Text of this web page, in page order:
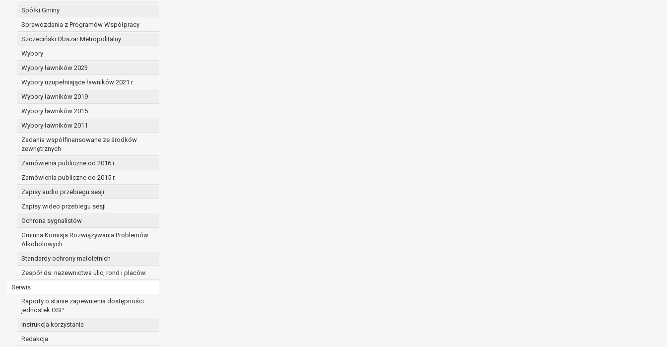
Spółki Gminy
Sprawozdania z Programów Współpracy
Szczeciński Obszar Metropolitalny
Wybory
Wybory ławników 2023
Wybory uzupełniające ławników 2021 r.
Wybory ławników 2019
Wybory ławników 2015
Wybory ławników 2011
Zadania współfinansowane ze środków
zewnętrznych
Zamówienia publiczne od 2016 r.
Zamówienia publiczne do 2015 r.
Zapisy audio przebiegu sesji
Zapisy wideo przebiegu sesji
Ochrona sygnalistów
Gminna Komisja Rozwiązywania Problemów
Alkoholowych
Standardy ochrony małoletnich
Zespół ds. nazewnictwa ulic, rond i placów.
Serwis
Raporty o stanie zapewnienia dostępności
jednostek OSP
Instrukcja korzystania
Redakcja